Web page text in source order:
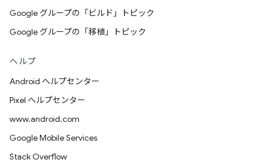
Google グループの「ビルド」トピック
Google グループの「移植」トピック
ヘルプ
Android ヘルプセンター
Pixel ヘルプセンター
www.android.com
Google Mobile Services
Stack Overflow